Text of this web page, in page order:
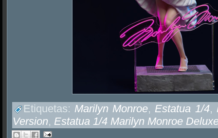
Etiquetas: Marilyn Monroe, Estatua 1/4,
Version, Estatua 1/4 Marilyn Monroe